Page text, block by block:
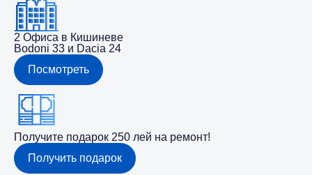
2 Офиса в Кишиневе
Bodoni 33 и Dacia 24
Посмотреть
Получите подарок 250 лей на ремонт!
Получить подарок